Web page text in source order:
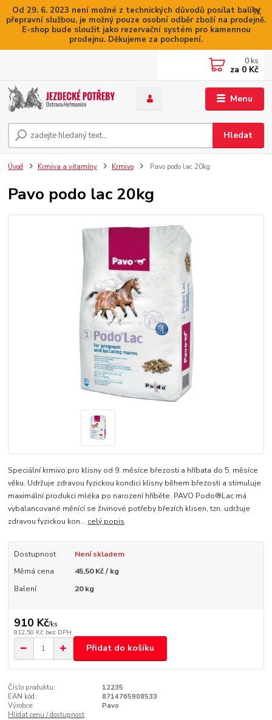
Od 29. 6. 2023 není možné z technických důvodů posílat balíky
přepravní službou, je možný pouze osobní odběr zboží na prodejně.
E-shop bude sloužit jako rezervační systém pro kamennou
prodejnu. Děkujeme za pochopení.
Menu
Hledat
0 ks
za 0 Kč
Úvod Krmiva a vitamíny Krmivo Pavo podo lac 20kg
Pavo podo lac 20kg
Speciální krmivo pro klisny od 9. měsíce březosti a hříbata do 5. měsíce
věku. Udržuje zdravou fyzickou kondici klisny během březosti a stimuluje
maximální produkci mléka po narození hříběte. PAVO Podo®Lac má
vybalancované měnící se živinové potřeby březích klisen, tzn. udržuje
zdravou fyzickou kon... celý popis
Dostupnost
Není skladem
Měrná cena
45,50 Kč / kg
Balení
20 kg
910 Kč/ks
812,50 Kč bez DPH
Přidat do košíku
Číslo produktu:
12235
EAN kód:
8714765908533
Výrobce:
Pavo
Hlídat cenu / dostupnost